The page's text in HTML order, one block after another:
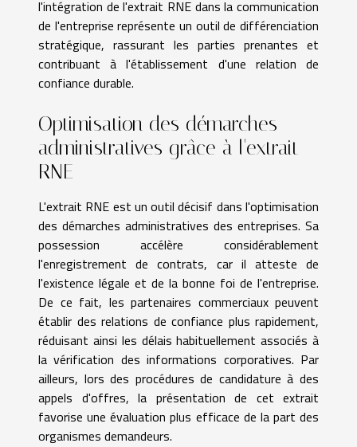
l'intégration de l'extrait RNE dans la communication
de l'entreprise représente un outil de différenciation
stratégique, rassurant les parties prenantes et
contribuant à l'établissement d'une relation de
confiance durable.
Optimisation des démarches
administratives grâce à l'extrait
RNE
L'extrait RNE est un outil décisif dans l'optimisation
des démarches administratives des entreprises. Sa
possession accélère considérablement
l'enregistrement de contrats, car il atteste de
l'existence légale et de la bonne foi de l'entreprise.
De ce fait, les partenaires commerciaux peuvent
établir des relations de confiance plus rapidement,
réduisant ainsi les délais habituellement associés à
la vérification des informations corporatives. Par
ailleurs, lors des procédures de candidature à des
appels d'offres, la présentation de cet extrait
favorise une évaluation plus efficace de la part des
organismes demandeurs.